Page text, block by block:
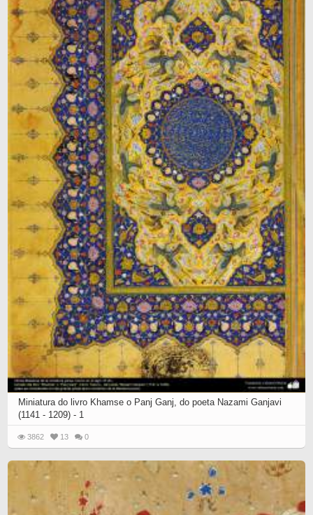
Miniatura do livro Khamse o Panj Ganj, do poeta Nazami Ganjavi
(1141 - 1209) - 1
3862 13 0